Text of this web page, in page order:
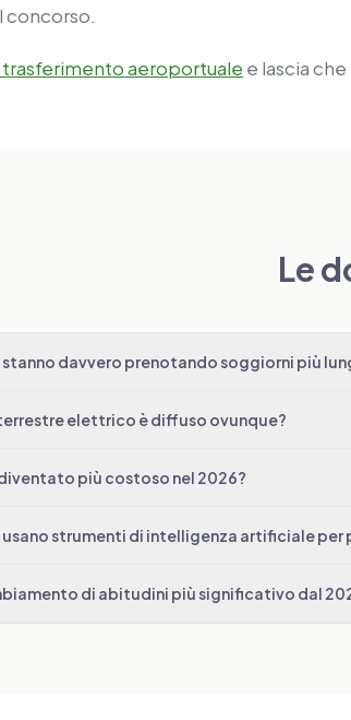
concorso.
trasferimento aeroportuale e lascia
Le
davvero prenotando soggiorni più
elettrico è diffuso ovunque?
più costoso nel 2026?
strumenti di intelligenza artificiale per
di abitudini più significativo dal